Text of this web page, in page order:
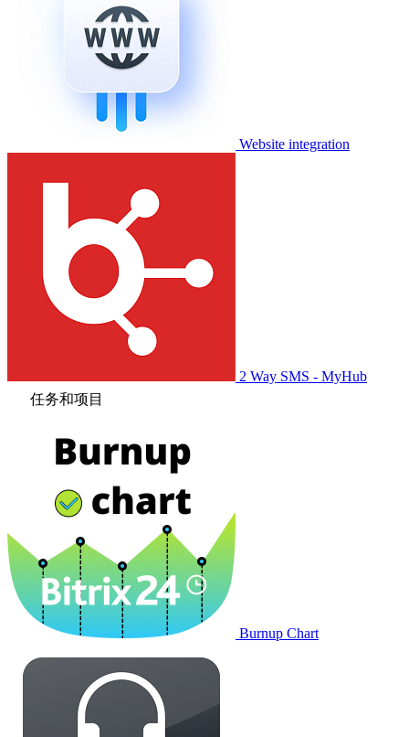
Website integration
2 Way SMS - MyHub
任务和项目
Burnup Chart